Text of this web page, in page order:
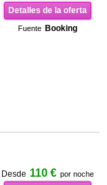
Detalles de la oferta
Fuente Booking
Desde 110 € por noche